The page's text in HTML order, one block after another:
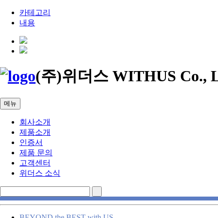
카테고리
내용
(주)위더스 WITHUS Co.,
메뉴
회사소개
제품소개
인증서
제품 문의
고객센터
위더스 소식